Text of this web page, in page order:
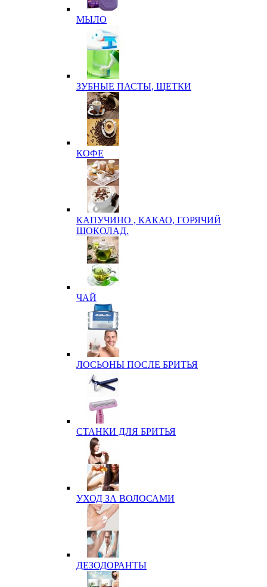
МЫЛО
ЗУБНЫЕ ПАСТЫ, ЩЕТКИ
КОФЕ
КАПУЧИНО , КАКАО, ГОРЯЧИЙ
ШОКОЛАД.
ЧАЙ
ЛОСЬОНЫ ПОСЛЕ БРИТЬЯ
СТАНКИ ДЛЯ БРИТЬЯ
УХОД ЗА ВОЛОСАМИ
ДЕЗОДОРАНТЫ